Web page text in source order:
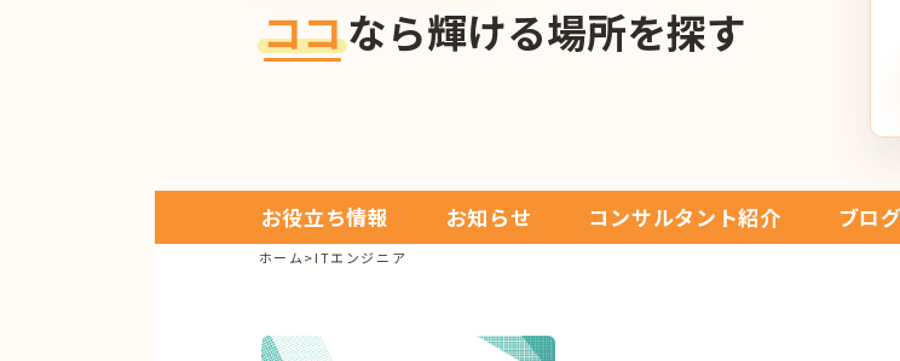
ココなら輝ける場所を探す
お役立ち情報 お知らせ コンサルタント紹介 ブログ
ホーム>ITエンジニア